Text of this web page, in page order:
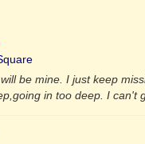
be mine. I just keep
in too deep. I can't